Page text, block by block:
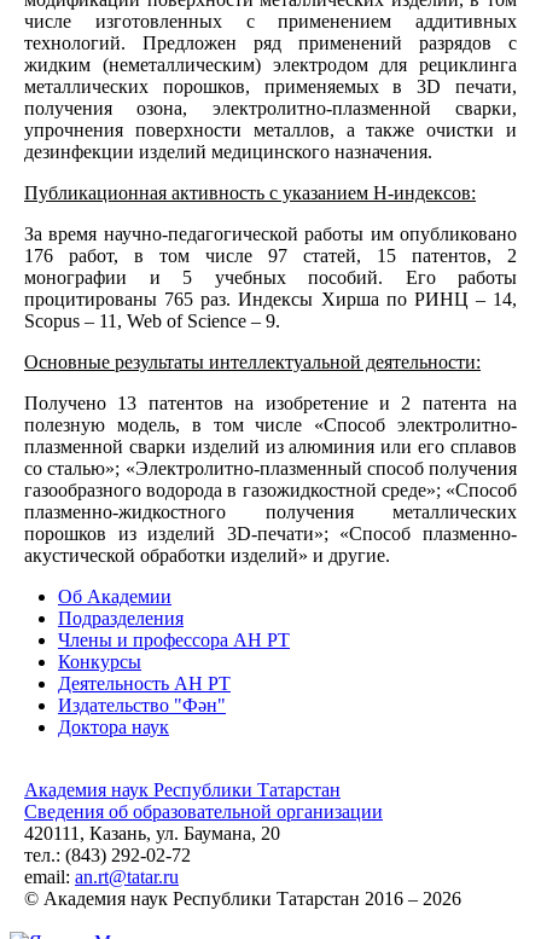
числе изготовленных с применением аддитивных
технологий. Предложен ряд применений разрядов с
жидким (неметаллическим) электродом для рециклинга
металлических порошков, применяемых в 3D печати,
получения озона, электролитно-плазменной сварки,
упрочнения поверхности металлов, а также очистки и
дезинфекции изделий медицинского назначения.
Публикационная активность с указанием Н-индексов:
За время научно-педагогической работы им опубликовано
176 работ, в том числе 97 статей, 15 патентов, 2
монографии и 5 учебных пособий. Его работы
процитированы 765 раз. Индексы Хирша по РИНЦ – 14,
Scopus – 11, Web of Science – 9.
Основные результаты интеллектуальной деятельности:
Получено 13 патентов на изобретение и 2 патента на
полезную модель, в том числе «Способ электролитно-
плазменной сварки изделий из алюминия или его сплавов
со сталью»; «Электролитно-плазменный способ получения
газообразного водорода в газожидкостной среде»; «Способ
плазменно-жидкостного получения металлических
порошков из изделий 3D-печати»; «Способ плазменно-
акустической обработки изделий» и другие.
Об Академии
Подразделения
Члены и профессора АН РТ
Конкурсы
Деятельность АН РТ
Издательство "Фән"
Доктора наук
Академия наук Республики Татарстан
Сведения об образовательной организации
420111, Казань, ул. Баумана, 20
тел.: (843) 292-02-72
email: an.rt@tatar.ru
© Академия наук Республики Татарстан 2016 – 2026